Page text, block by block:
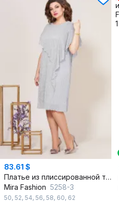
83.61 $
Платье из плиссированной ткани на трикотажной основе
Mira Fashion 5258-3
50, 52, 54, 56, 58, 60, 62